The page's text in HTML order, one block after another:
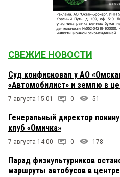
СВЕЖИЕ НОВОСТИ
Суд конфисковал у АО
«Автомобилист» и землю в
7 августа 15:01 0 51
Генеральный директор
клуб «Омичка»
7 августа 14:00 0 178
Парад физкультурников
маршруты автобусов в